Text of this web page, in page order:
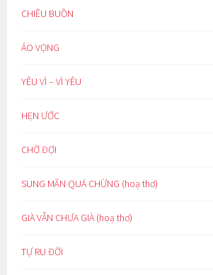
CHIỀU BUỒN
ẢO VỌNG
YÊU VÌ – VÌ YÊU
HẸN ƯỚC
CHỜ ĐỢI
SUNG MÃN QUÁ CHỪNG (hoạ thơ)
GIÀ VẪN CHƯA GIÀ (hoạ thơ)
TỰ RU ĐỜI